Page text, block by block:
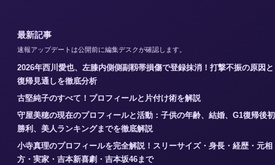
最新記事
速報アップデートは公開前に編集デスクが確認します。
2026年西川愛也、左膝内側側副靱帯損傷で登録抹消！打撃不振の原因と
復帰見通しを徹底分析
古堅純子のすべて！プロフィールと片付け術を解説
守屋美穂の現在のプロフィールと活動：子供の年齢、結婚、G1復帰後初
勝利、美人ランキングまでを徹底解説
小寺真理のプロフィールを完全解説！スリーサイズ・身長・経歴・元相
方・実家・吉本新喜劇・吉本坂46まで